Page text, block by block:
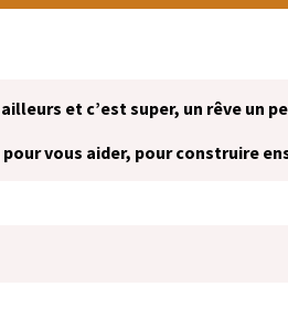
et c’est super, un rêve un
un nouvel onglet)
vous aider, pour construire